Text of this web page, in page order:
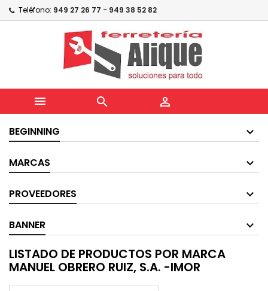
Teléfono: 949 27 26 77 - 949 38 52 82
  
BEGINNING
MARCAS
PROVEEDORES
BANNER
LISTADO DE PRODUCTOS POR MARCA
MANUEL OBRERO RUIZ, S.A. -IMOR